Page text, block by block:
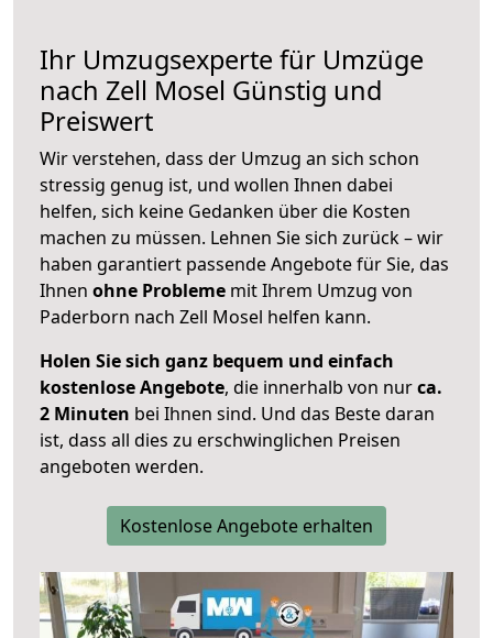
Ihr Umzugsexperte für Umzüge
nach Zell Mosel Günstig und
Preiswert
Wir verstehen, dass der Umzug an sich schon
stressig genug ist, und wollen Ihnen dabei
helfen, sich keine Gedanken über die Kosten
machen zu müssen. Lehnen Sie sich zurück – wir
haben garantiert passende Angebote für Sie, das
Ihnen ohne Probleme mit Ihrem Umzug von
Paderborn nach Zell Mosel helfen kann.
Holen Sie sich ganz bequem und einfach
kostenlose Angebote, die innerhalb von nurca.
2 Minuten bei Ihnen sind. Und das Beste daran
ist, dass all dies zu erschwinglichen Preisen
angeboten werden.
Kostenlose Angebote erhalten